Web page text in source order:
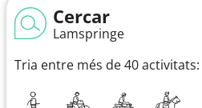
Cercar
Lamspringe
Tria entre més de 40 activitats: